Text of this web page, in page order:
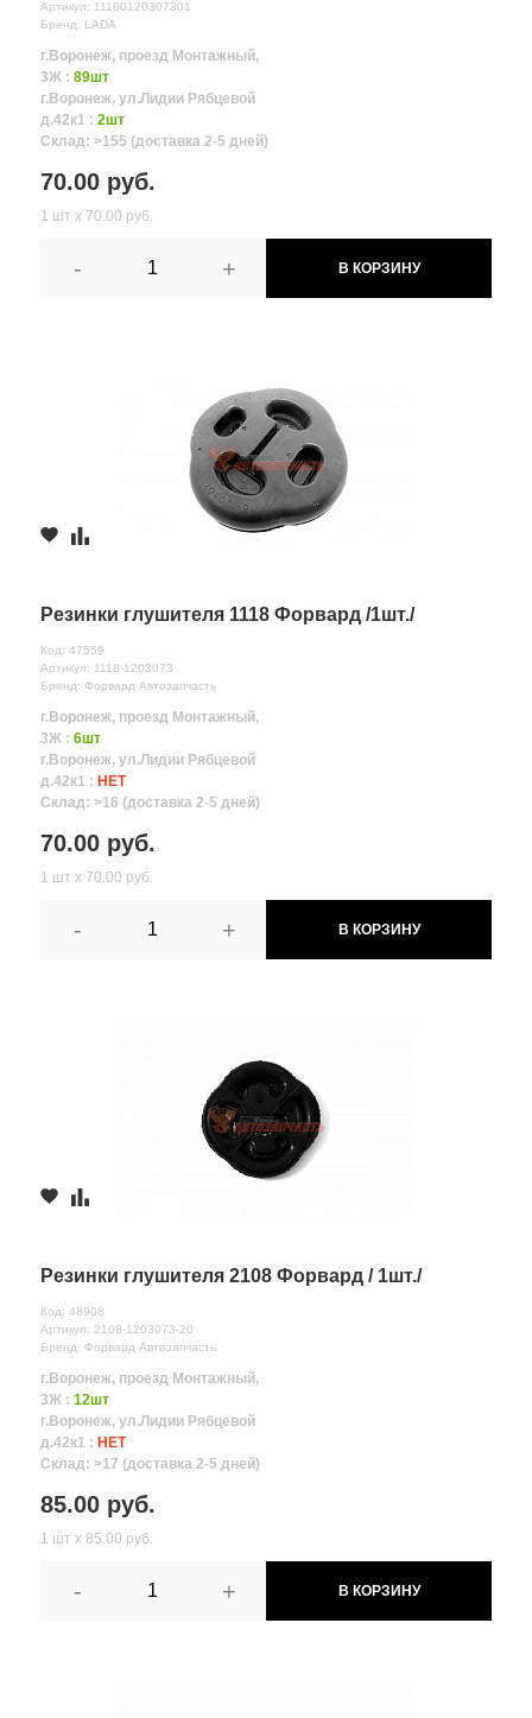
Артикул: 11180120307301
Бренд: LADA
г.Воронеж, проезд Монтажный,
3Ж : 89шт
г.Воронеж, ул.Лидии Рябцевой
д.42к1 : 2шт
Склад: >155 (доставка 2-5 дней)
70.00 руб.
1 шт х 70.00 руб.
- + В КОРЗИНУ
Резинки глушителя 1118 Форвард /1шт./
Код: 47559
Артикул: 1118-1203073
Бренд: Форвард Автозапчасть
г.Воронеж, проезд Монтажный,
3Ж : 6шт
г.Воронеж, ул.Лидии Рябцевой
д.42к1 : НЕТ
Склад: >16 (доставка 2-5 дней)
70.00 руб.
1 шт х 70.00 руб.
- + В КОРЗИНУ
Резинки глушителя 2108 Форвард / 1шт./
Код: 48908
Артикул: 2108-1203073-20
Бренд: Форвард Автозапчасть
г.Воронеж, проезд Монтажный,
3Ж : 12шт
г.Воронеж, ул.Лидии Рябцевой
д.42к1 : НЕТ
Склад: >17 (доставка 2-5 дней)
85.00 руб.
1 шт х 85.00 руб.
- + В КОРЗИНУ